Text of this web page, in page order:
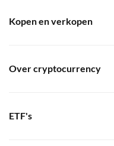
Kopen en verkopen
Over cryptocurrency
ETF's